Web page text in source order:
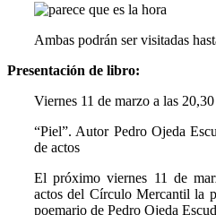
Ambas podrán ser visitadas
Presentación de libro:
Viernes 11 de marzo a las
“Piel”. Autor Pedro Ojeda
de actos
El próximo viernes 11 de
actos del Círculo Mercantil la
poemario de Pedro Ojeda